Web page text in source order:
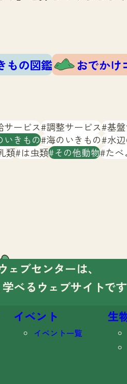
もの図鑑 おでかけ
サービス 調整サービス 基
いきもの 海のいきもの 水
類 は虫類 その他動物 たべ
ブセンターは、
べる ウェブサイトです
イベント
イベント一覧
生